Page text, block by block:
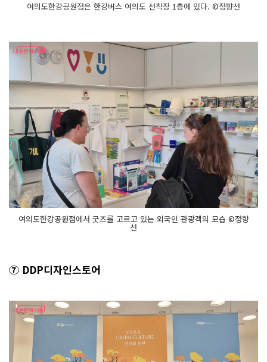
여의도한강공원점은 한강버스 여의도 선착장 1층에 있다. ©정향선
여의도한강공원점에서 굿즈를 고르고 있는 외국인 관광객의 모습 ©정향
선
⑦ DDP디자인스토어